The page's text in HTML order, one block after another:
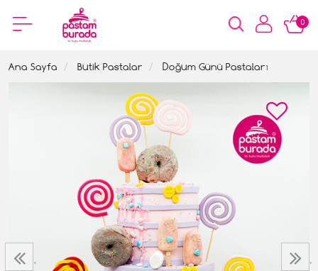
0
Ana Sayfa Butik Pastalar Doğum Günü Pastaları
‹ ›